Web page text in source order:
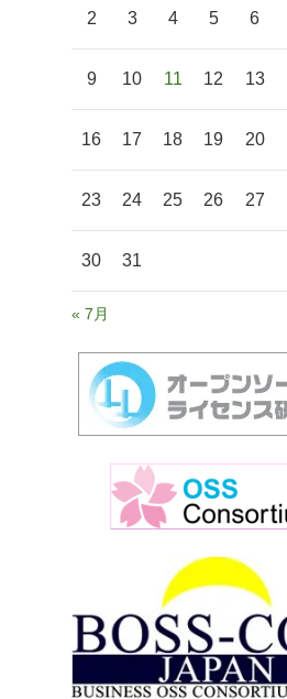
2 3 4 5 6
9 10 11 12 13
16 17 18 19 20
23 24 25 26 27
30 31
« 7月